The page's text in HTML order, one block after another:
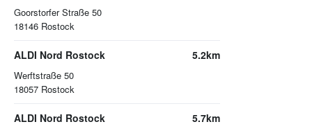
Goorstorfer Straße 50
18146 Rostock
ALDI Nord Rostock
Werftstraße 50
18057 Rostock
5.2km
ALDI Nord Rostock 5.7km